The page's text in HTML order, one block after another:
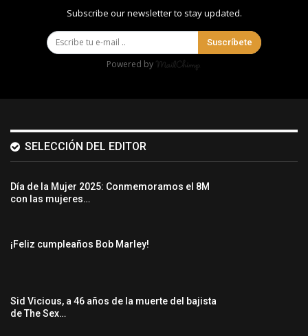
Subscribe our newsletter to stay updated.
Suscríbete
Powered by
SELECCIÓN DEL EDITOR
Día de la Mujer 2025: Conmemoramos el 8M
con las mujeres…
¡Feliz cumpleaños Bob Marley!
Sid Vicious, a 46 años de la muerte del bajista
de The Sex…